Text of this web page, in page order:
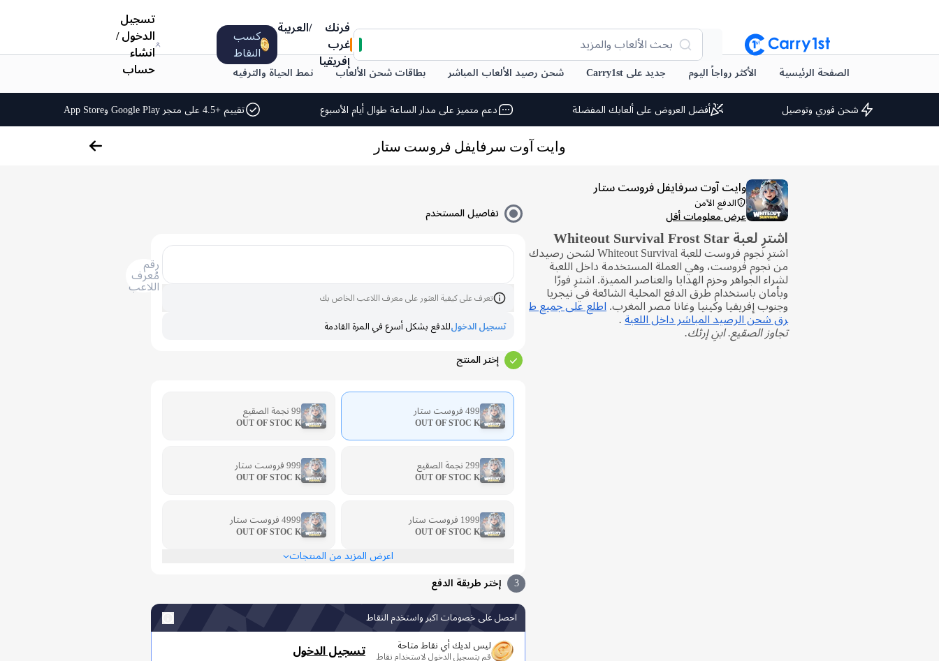
بحث الألعاب والمزيد
فرنك
غرب
إفريقيا
/ العربية
كسب
النقاط
تسجيل
الدخول/
انشاء
حساب
الصفحة الرئيسية الأكثر رواجاً اليوم جديد على Carry1st شحن رصيد الألعاب المباشر بطاقات شحن الألعاب نمط الحياة والترفيه
شحن فوري وتوصيل أفضل العروض على ألعابك المفضلة دعم متميز على مدار الساعة طوال أيام الأسبوع تقييم +4.5 على متجر Google Play وApp Store
وايت آوت سرفايفل فروست ستار
وايت آوت سرفايفل فروست ستار
الدفع الآمن
عرض معلومات أقل
اشترِ لعبة Whiteout Survival Frost Star
اشترِ نجوم فروست للعبة Whiteout Survival لشحن رصيدك
من نجوم فروست، وهي العملة المستخدمة داخل اللعبة
لشراء الجواهر وحزم الهدايا والعناصر المميزة. اشترِ فورًا
وبأمان باستخدام طرق الدفع المحلية الشائعة في نيجريا
وجنوب إفريقيا وكينيا وغانا مصر المغرب. اطلع على جميع ط
رق شحن الرصيد المباشر داخل اللعبة .
تجاوز الصقيع. ابنِ إرثك.
تفاصيل المستخدم
رقم
مُعرف
اللاعب
تعرف على كيفية العثور على معرف اللاعب الخاص بك
تسجيل الدخولللدفع بشكل أسرع في المرة القادمة
إختر المنتج
499 فروست ستار
OUT OF STOC K
99 نجمة الصقيع
OUT OF STOC K
299 نجمة الصقيع
OUT OF STOC K
999 فروست ستار
OUT OF STOC K
1999 فروست ستار
OUT OF STOC K
4999 فروست ستار
OUT OF STOC K
اعرض المزيد من المنتجات
3 إختر طريقة الدفع
احصل على خصومات اكبر واستخدم النقاط
ليس لديك أي نقاط متاحة
قم بتسجيل الدخول لاستخدام نقاط تسجيل الدخول